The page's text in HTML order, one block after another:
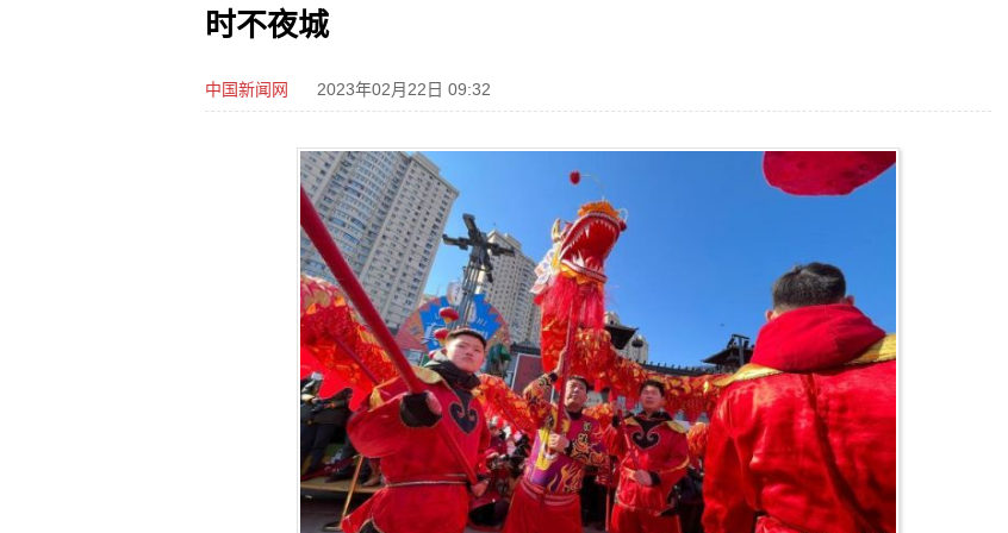
时不夜城
中国新闻网 2023年02月22日 09:32